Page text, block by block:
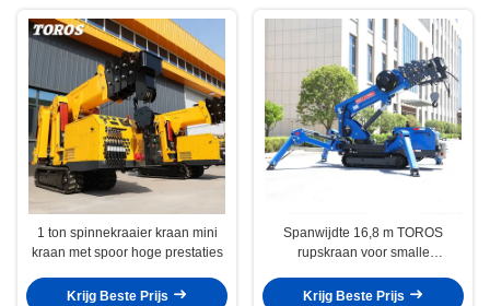
1 ton spinnekraaier kraan mini
kraan met spoor hoge prestaties
Krijg Beste Prijs
Spanwijdte 16,8 m TOROS
rupskraan voor smalle
Krijg Beste Prijs